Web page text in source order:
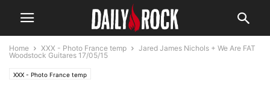
Home XXX - Photo France temp
Jared James Nichols + We Are FAT
Woodstock Guitares 17/05/15
XXX - Photo France temp